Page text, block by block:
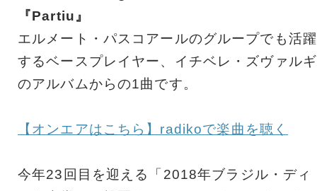
『Partiu』
エルメート・パスコアールのグループでも活躍
するベースプレイヤー、イチベレ・ズヴァルギ
のアルバムからの1曲です。
【オンエアはこちら】radikoで楽曲を聴く
今年23回目を迎える「2018年ブラジル・ディ